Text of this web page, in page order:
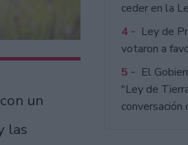
un
las
ceder en la
4 - Ley de
votaron a
5 - El
"Ley de
conversación